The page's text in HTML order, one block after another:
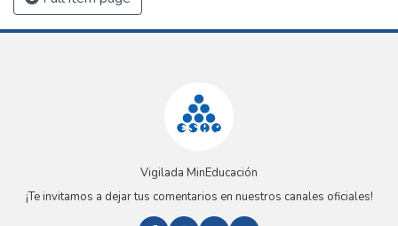
Vigilada MinEducación
¡Te invitamos a dejar tus comentarios en nuestros canales oficiales!